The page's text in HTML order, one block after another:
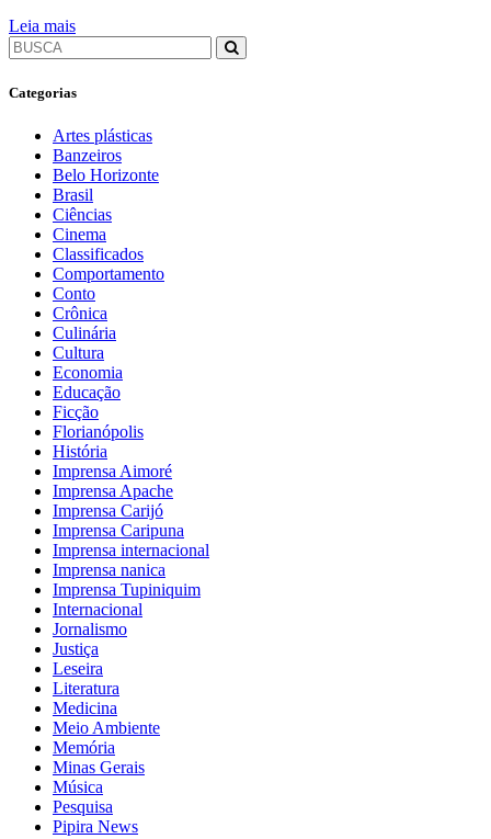
Leia mais
Categorias
Artes plásticas
Banzeiros
Belo Horizonte
Brasil
Ciências
Cinema
Classificados
Comportamento
Conto
Crônica
Culinária
Cultura
Economia
Educação
Ficção
Florianópolis
História
Imprensa Aimoré
Imprensa Apache
Imprensa Carijó
Imprensa Caripuna
Imprensa internacional
Imprensa nanica
Imprensa Tupiniquim
Internacional
Jornalismo
Justiça
Leseira
Literatura
Medicina
Meio Ambiente
Memória
Minas Gerais
Música
Pesquisa
Pipira News